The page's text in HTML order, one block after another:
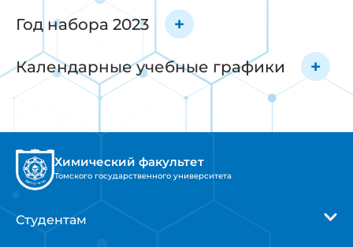
Год набора 2023
Календарные учебные графики
Химический факультет
Томского государственного университета
Студентам